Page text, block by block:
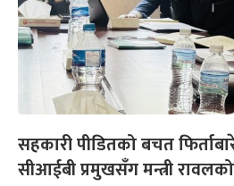
सहकारी पीडितको बचत
सीआईबी प्रमुखसँग मन्त्री